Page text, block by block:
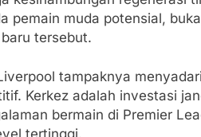
pemain muda potensial,
tersebut.
tampaknya
Kerkez adalah investasi
bermain di Premier